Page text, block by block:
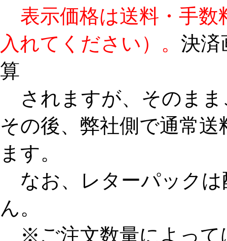
表示価格は送料・手数
入れてください）。 決済
算
されますが、そのまま
その後、弊社側で通常
ます。
なお、レターパックは
ん。
※ご注文数量によって